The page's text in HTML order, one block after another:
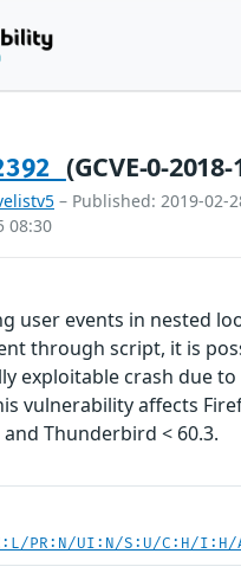
(GCVE-0-
– Published: 2019-02-
08:30
user events in nested
through script, it is
exploitable crash due
vulnerability affects
and Thunderbird < 60.3.
PR:N/UI:N/S:U/C:H/I:H/